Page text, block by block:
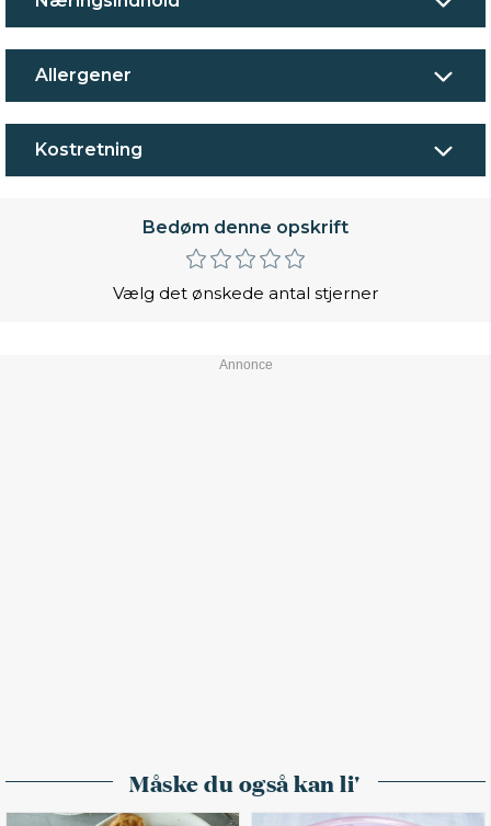
Allergener
Kostretning
Bedøm denne opskrift
Vælg det ønskede antal stjerner
Måske du også kan li'